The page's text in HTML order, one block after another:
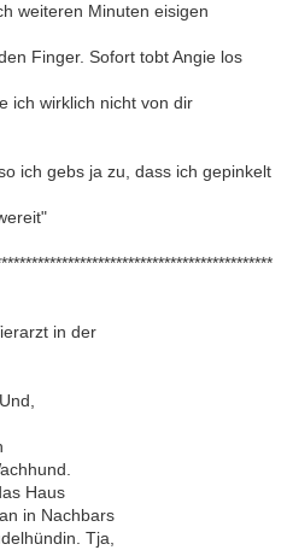
weiteren Minuten eisigen
Finger. Sofort tobt Angie los
ich wirklich nicht von dir
ich gebs ja zu, dass ich gepinkelt
in der
Haus
in Nachbars
Tja,